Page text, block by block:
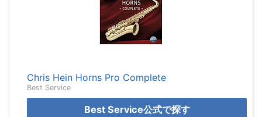
Chris Hein Horns Pro Complete
Best Service
Best Service公式で探す